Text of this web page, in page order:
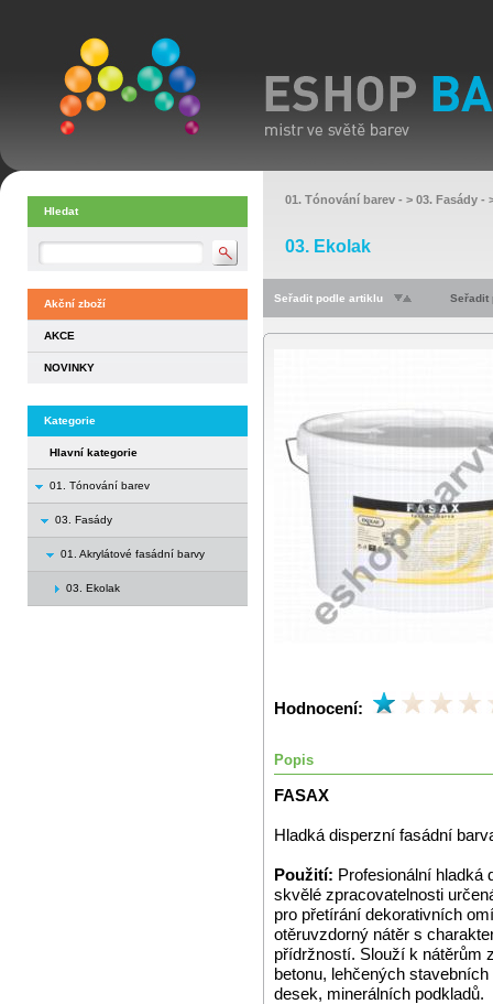
Hledat
Akční zboží
AKCE
NOVINKY
Kategorie
Hlavní kategorie
01. Tónování barev
03. Fasády
01. Akrylátové fasádní barvy
03. Ekolak
01. Tónování barev - > 03. Fasády -
03. Ekolak
Seřadit podle artiklu Seřadit
Hodnocení:
Popis
FASAX
Hladká disperzní fasádní
Použití: Profesionální hladká
skvělé zpracovatelnosti
pro přetírání dekorativních
otěruvzdorný nátěr s
přídržností. Slouží k nátěrům
betonu, lehčených
desek, minerálních podkladů.